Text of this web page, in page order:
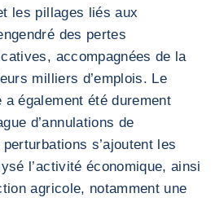
les pillages liés aux
des pertes
accompagnées de la
milliers d’emplois. Le
également été durement
d’annulations de
s’ajoutent les
l’activité économique, ainsi
agricole, notamment une